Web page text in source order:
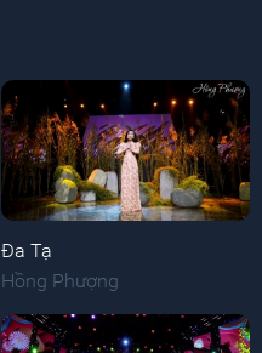
Đa Tạ
Hồng Phượng